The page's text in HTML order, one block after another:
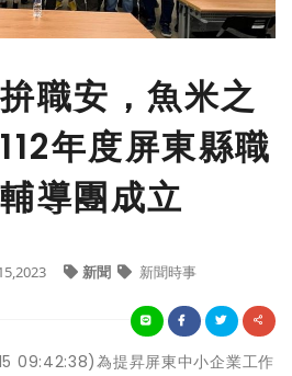
職安，魚米之
年度屏東縣職
導團成立
新聞 新聞時事
09:42:38)為提昇屏東中小企業工作